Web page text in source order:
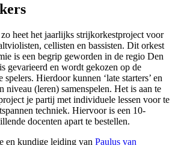
heet het jaarlijks strijkorkestproject voor
cellisten en bassisten. Dit orkest
is een begrip geworden in de regio Den
gevarieerd en wordt gekozen op de
Hierdoor kunnen ‘late starters’ en
niveau (leren) samenspelen. Het is aan te
je partij met individuele lessen voor te
techniek. Hiervoor is een 10-
docenten apart te bestellen.
en kundige leiding van Paulus van